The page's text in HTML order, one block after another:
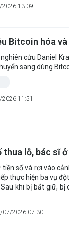
13:09
11:51
Bitcoin hóa
cứu Daniel
sang dùng
07/2026 07:30
lỗ, bác sĩ
số và rơi vào
thực hiện ba vụ
khi bị bắt giữ,